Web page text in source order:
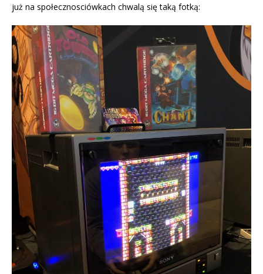
już na społecznosciówkach chwalą się taką fotką: